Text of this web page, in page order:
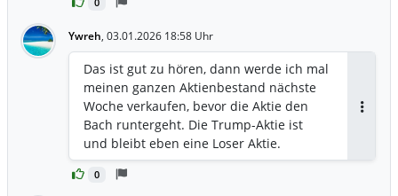
0
Ywreh, 03.01.2026 18:58 Uhr
0
Das ist gut zu hören, dann werde ich mal
meinen ganzen Aktienbestand nächste
Woche verkaufen, bevor die Aktie den
Bach runtergeht. Die Trump-Aktie ist
und bleibt eben eine Loser Aktie.